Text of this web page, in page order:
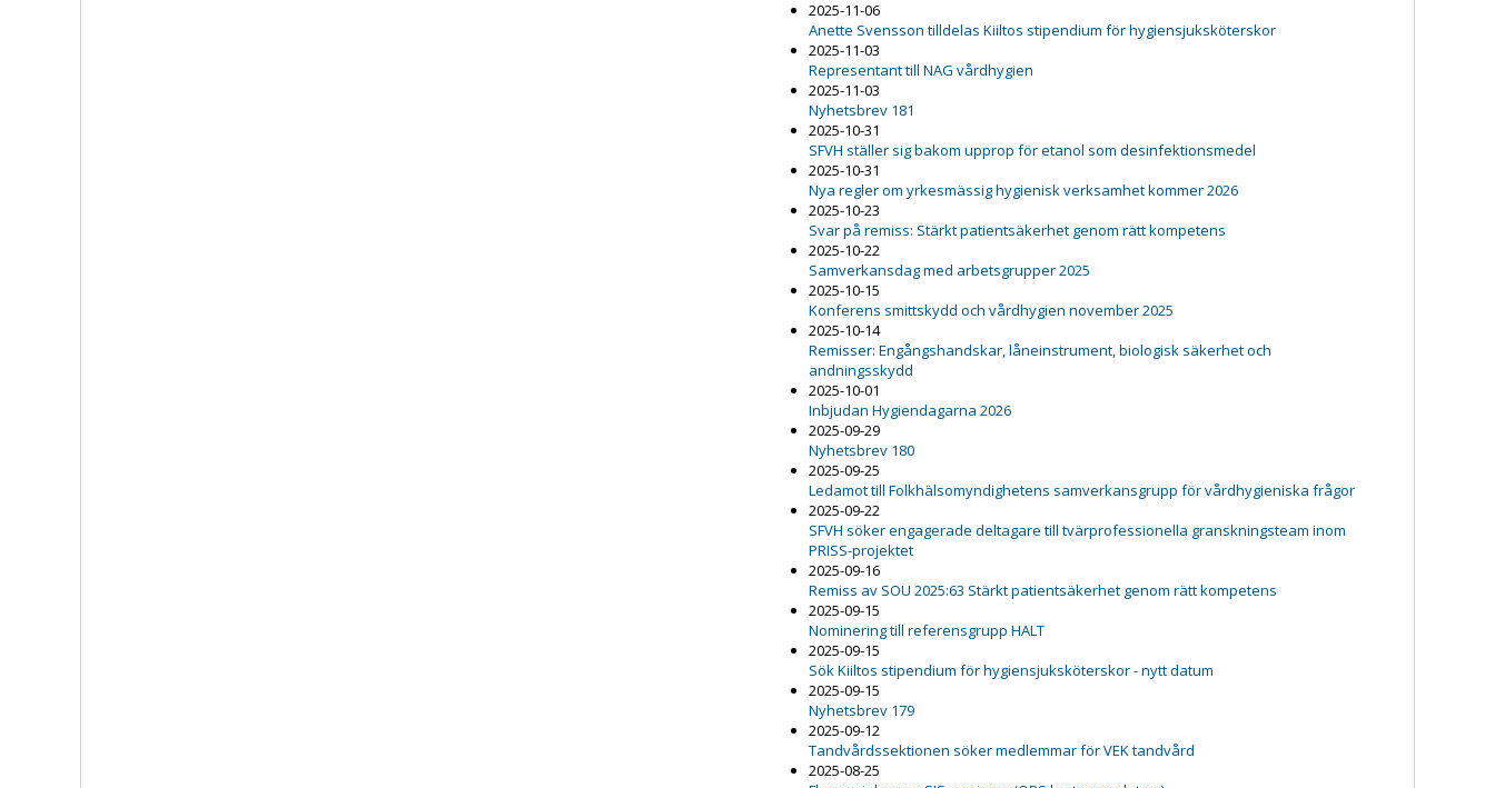
2025-11-06
Anette Svensson tilldelas Kiiltos stipendium för hygiensjuksköterskor
2025-11-03
Representant till NAG vårdhygien
2025-11-03
Nyhetsbrev 181
2025-10-31
SFVH ställer sig bakom upprop för etanol som desinfektionsmedel
2025-10-31
Nya regler om yrkesmässig hygienisk verksamhet kommer 2026
2025-10-23
Svar på remiss: Stärkt patientsäkerhet genom rätt kompetens
2025-10-22
Samverkansdag med arbetsgrupper 2025
2025-10-15
Konferens smittskydd och vårdhygien november 2025
2025-10-14
Remisser: Engångshandskar, låneinstrument, biologisk säkerhet och
andningsskydd
2025-10-01
Inbjudan Hygiendagarna 2026
2025-09-29
Nyhetsbrev 180
2025-09-25
Ledamot till Folkhälsomyndighetens samverkansgrupp för vårdhygieniska frågor
2025-09-22
SFVH söker engagerade deltagare till tvärprofessionella granskningsteam inom
PRISS-projektet
2025-09-16
Remiss av SOU 2025:63 Stärkt patientsäkerhet genom rätt kompetens
2025-09-15
Nominering till referensgrupp HALT
2025-09-15
Sök Kiiltos stipendium för hygiensjuksköterskor - nytt datum
2025-09-15
Nyhetsbrev 179
2025-09-12
Tandvårdssektionen söker medlemmar för VEK tandvård
2025-08-25